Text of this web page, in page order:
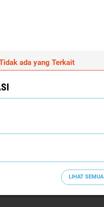
ada yang Terkait
LIHAT SEMUA